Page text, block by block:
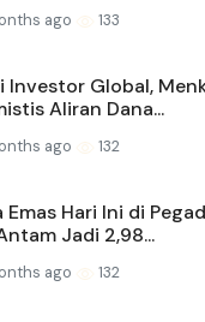
ago 133
Investor Global,
Aliran Dana...
ago 132
Emas Hari Ini di
Jadi 2,98...
ago 132